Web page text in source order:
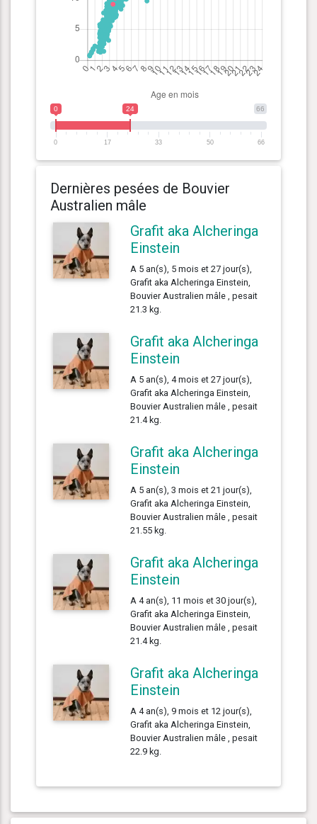
66
0 24
0 17 33 50 66
Dernières pesées de Bouvier
Australien mâle
Grafit aka Alcheringa
Einstein
A 5 an(s), 5 mois et 27 jour(s),
Grafit aka Alcheringa Einstein,
Bouvier Australien mâle , pesait
21.3 kg.
Grafit aka Alcheringa
Einstein
A 5 an(s), 4 mois et 27 jour(s),
Grafit aka Alcheringa Einstein,
Bouvier Australien mâle , pesait
21.4 kg.
Grafit aka Alcheringa
Einstein
A 5 an(s), 3 mois et 21 jour(s),
Grafit aka Alcheringa Einstein,
Bouvier Australien mâle , pesait
21.55 kg.
Grafit aka Alcheringa
Einstein
A 4 an(s), 11 mois et 30 jour(s),
Grafit aka Alcheringa Einstein,
Bouvier Australien mâle , pesait
21.4 kg.
Grafit aka Alcheringa
Einstein
A 4 an(s), 9 mois et 12 jour(s),
Grafit aka Alcheringa Einstein,
Bouvier Australien mâle , pesait
22.9 kg.